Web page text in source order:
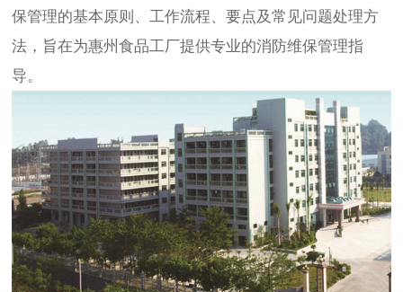
保管理的基本原则、工作流程、要点及常见问题处理方
法，旨在为惠州食品工厂提供专业的消防维保管理指
导。